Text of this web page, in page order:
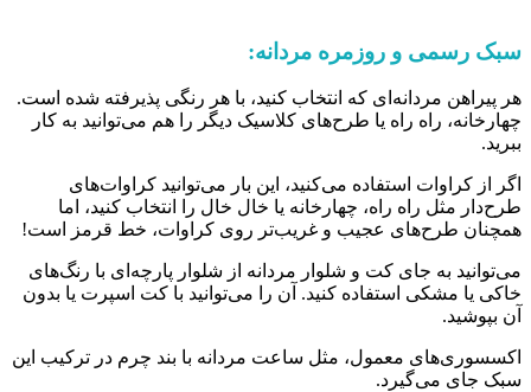
سبک رسمی و روزمره مردانه:
هر پیراهن مردانه‌ای که انتخاب کنید، با هر رنگی پذیرفته شده است.
چهارخانه، راه راه یا طرح‌های کلاسیک دیگر را هم می‌توانید به کار
ببرید.
اگر از کراوات استفاده می‌کنید، این بار می‌توانید کراوات‌های
طرح‌دار مثل راه راه، چهارخانه یا خال خال را انتخاب کنید، اما
همچنان طرح‌های عجیب و غریب‌تر روی کراوات، خط قرمز است!
می‌توانید به جای کت و شلوار مردانه از شلوار پارچه‌ای با رنگ‌های
خاکی یا مشکی استفاده کنید. آن را می‌توانید با کت اسپرت یا بدون
آن بپوشید.
اکسسوری‌های معمول، مثل ساعت مردانه با بند چرم در ترکیب این
سبک جای می‌گیرد.